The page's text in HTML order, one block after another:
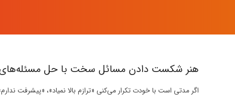
هنر شکست دادن مسائل سخت با حل
اگر مدتی است با خودت تکرار می‌کنی «ترازم بالا نمیاد»، «پیشرفت